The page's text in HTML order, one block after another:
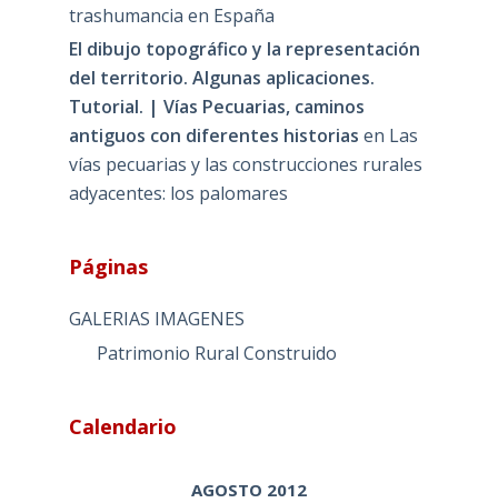
trashumancia en España
El dibujo topográfico y la representación
del territorio. Algunas aplicaciones.
Tutorial. | Vías Pecuarias, caminos
antiguos con diferentes historias en Las
vías pecuarias y las construcciones rurales
adyacentes: los palomares
Páginas
GALERIAS IMAGENES
Patrimonio Rural Construido
Calendario
AGOSTO 2012